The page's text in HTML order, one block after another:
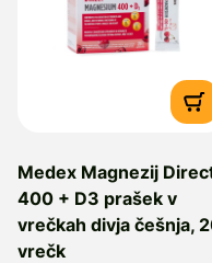
Medex Magnezij
400 + D3 prašek v
vrečkah divja češnja,
vrečk